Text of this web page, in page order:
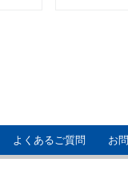
よくあるご質問 お